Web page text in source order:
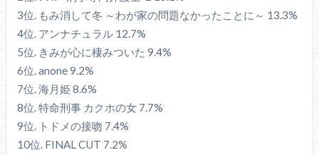
3位. もみ消して冬 ～わが家の問題なかったことに～ 13.3%
4位. アンナチュラル 12.7%
5位. きみが心に棲みついた 9.4%
6位. anone 9.2%
7位. 海月姫 8.6%
8位. 特命刑事 カクホの女 7.7%
9位. トドメの接吻 7.4%
10位. FINAL CUT 7.2%